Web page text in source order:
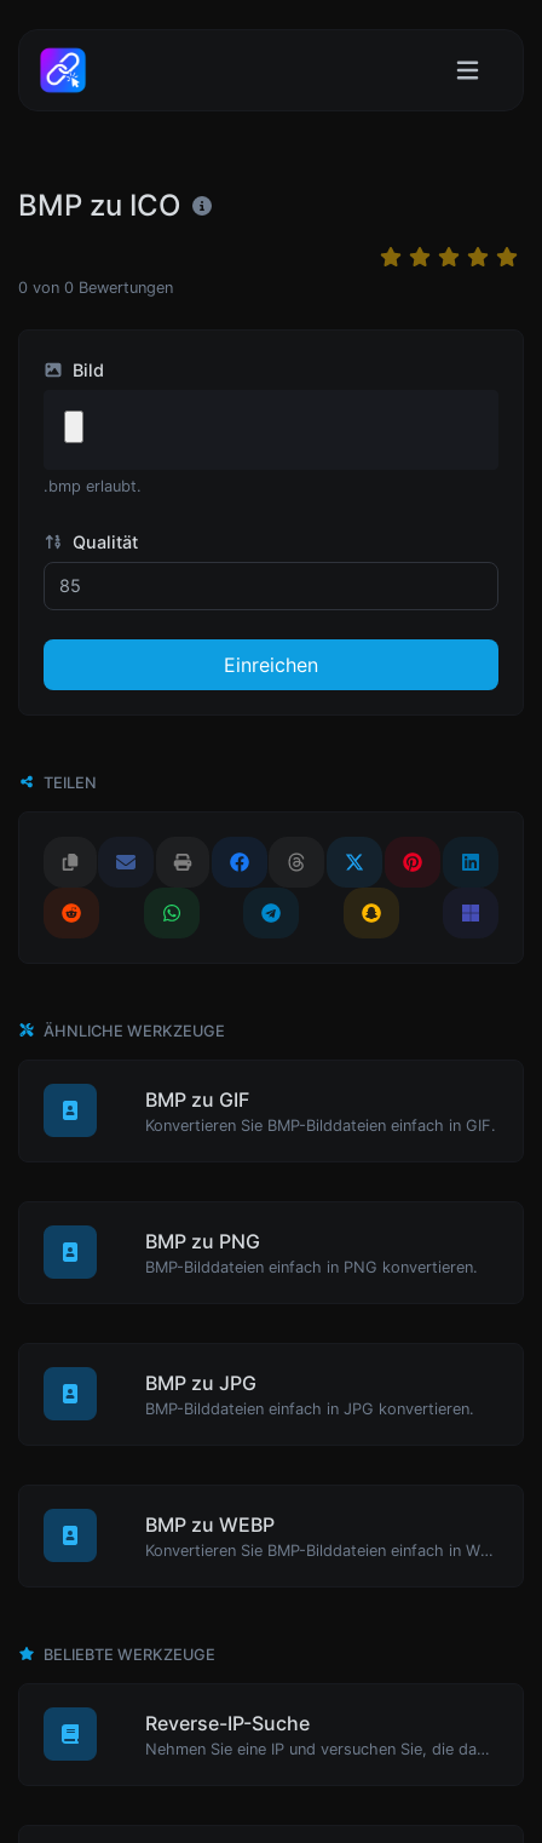
BMP zu ICO
0 von 0 Bewertungen
Bild
.bmp erlaubt.
Qualität
Einreichen
TEILEN
ÄHNLICHE WERKZEUGE
BMP zu GIF
Konvertieren Sie BMP-Bilddateien einfach in GIF.
BMP zu PNG
BMP-Bilddateien einfach in PNG konvertieren.
BMP zu JPG
BMP-Bilddateien einfach in JPG konvertieren.
BMP zu WEBP
Konvertieren Sie BMP-Bilddateien einfach in WEBP.
BELIEBTE WERKZEUGE
Reverse-IP-Suche
Nehmen Sie eine IP und versuchen Sie, die damit verbundene Domain/Host zu finden.